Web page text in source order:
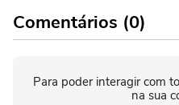
Comentários (0)
Para poder interagir com
na sua